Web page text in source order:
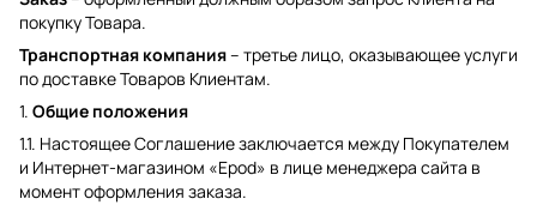
покупку Товара.
Транспортная компания– третье лицо, оказывающее услуги
по доставке Товаров Клиентам.
1. Общие положения
1.1. Настоящее Соглашение заключается между Покупателем
и Интернет-магазином «Epod» в лице менеджера сайта в
момент оформления заказа.